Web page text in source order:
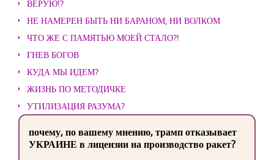
ВЕРУЮ!?
НЕ НАМЕРЕН БЫТЬ НИ БАРАНОМ, НИ ВОЛКОМ
ЧТО ЖЕ С ПАМЯТЬЮ МОЕЙ СТАЛО?!
ГНЕВ БОГОВ
КУДА МЫ ИДЕМ?
ЖИЗНЬ ПО МЕТОДИЧКЕ
УТИЛИЗАЦИЯ РАЗУМА?
почему, по вашему мнению, трамп отказывает
УКРАИНЕ в лицензии на производство ракет?